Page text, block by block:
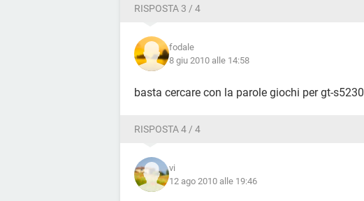
RISPOSTA 3 / 4
fodale
8 giu 2010 alle 14:58
basta cercare con la parole giochi per gt-s5230
RISPOSTA 4 / 4
vi
12 ago 2010 alle 19:46